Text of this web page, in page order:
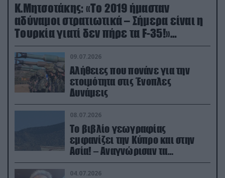
Κ.Μητσοτάκης: «Το 2019 ήμασταν
αδύναμοι στρατιωτικά – Σήμερα είναι η
Τουρκία γιατί δεν πήρε τα F-35!»
(βίντεο)
09.07.2026
Αλήθειες που πονάνε για την
ετοιμότητα στις Ένοπλες
Δυνάμεις
08.07.2026
Το βιβλίο γεωγραφίας
εμφανίζει την Κύπρο και στην
Ασία! – Αναγνώρισαν τα
κατεχόμενα; (φωτο)
04.07.2026